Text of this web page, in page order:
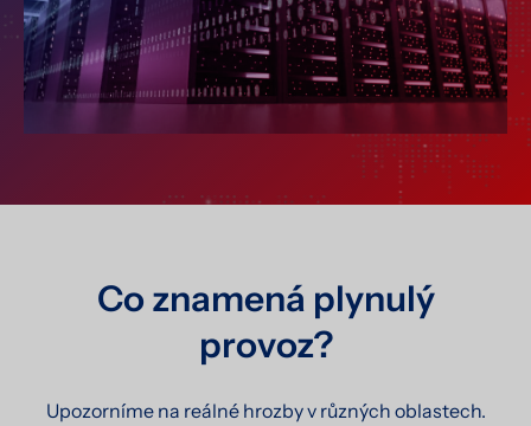
Co znamená plynulý
provoz?
Upozorníme na reálné hrozby v různých oblastech.